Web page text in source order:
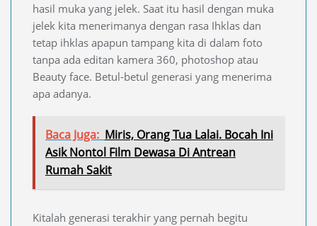
hasil muka yang jelek. Saat itu hasil dengan muka
jelek kita menerimanya dengan rasa Ihklas dan
tetap ihklas apapun tampang kita di dalam foto
tanpa ada editan kamera 360, photoshop atau
Beauty face. Betul-betul generasi yang menerima
apa adanya.
Baca Juga: Miris, Orang Tua Lalai. Bocah Ini
Asik Nontol Film Dewasa Di Antrean
Rumah Sakit
Kitalah generasi terakhir yang pernah begitu